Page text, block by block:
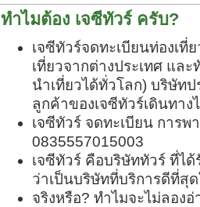
ทำไมต้อง เจซีทัวร์ ครับ?
เจซีทัวร์จดทะเบียนท่องเที่
เที่ยวจากต่างประเทศ แล
นำเที่ยวได้ทั่วโลก) บริษัท
ลูกค้าของเจซีทัวร์เดินทาง
เจซีทัวร์ จดทะเบียน การ
0835557015003
เจซีทัวร์ คือบริษัททัวร์ ที่ไ
ว่าเป็นบริษัทที่บริการดีที่สุ
จริงหรือ? ทำไมจะไม่ลอง